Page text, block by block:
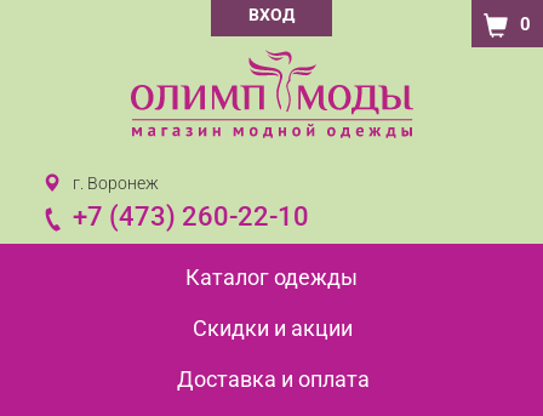
ВХОД 0
г. Воронеж
+7 (473) 260-22-10
Каталог одежды
Скидки и акции
Доставка и оплата